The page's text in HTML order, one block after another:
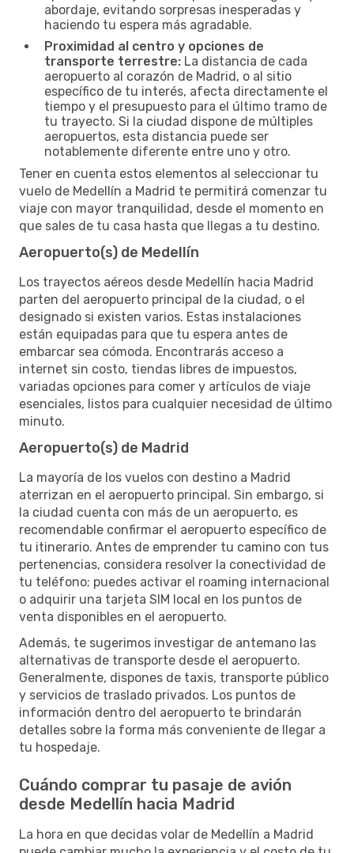
abordaje, evitando sorpresas inesperadas y
haciendo tu espera más agradable.
Proximidad al centro y opciones de
transporte terrestre: La distancia de cada
aeropuerto al corazón de Madrid, o al sitio
específico de tu interés, afecta directamente el
tiempo y el presupuesto para el último tramo de
tu trayecto. Si la ciudad dispone de múltiples
aeropuertos, esta distancia puede ser
notablemente diferente entre uno y otro.
Tener en cuenta estos elementos al seleccionar tu
vuelo de Medellín a Madrid te permitirá comenzar tu
viaje con mayor tranquilidad, desde el momento en
que sales de tu casa hasta que llegas a tu destino.
Aeropuerto(s) de Medellín
Los trayectos aéreos desde Medellín hacia Madrid
parten del aeropuerto principal de la ciudad, o el
designado si existen varios. Estas instalaciones
están equipadas para que tu espera antes de
embarcar sea cómoda. Encontrarás acceso a
internet sin costo, tiendas libres de impuestos,
variadas opciones para comer y artículos de viaje
esenciales, listos para cualquier necesidad de último
minuto.
Aeropuerto(s) de Madrid
La mayoría de los vuelos con destino a Madrid
aterrizan en el aeropuerto principal. Sin embargo, si
la ciudad cuenta con más de un aeropuerto, es
recomendable confirmar el aeropuerto específico de
tu itinerario. Antes de emprender tu camino con tus
pertenencias, considera resolver la conectividad de
tu teléfono; puedes activar el roaming internacional
o adquirir una tarjeta SIM local en los puntos de
venta disponibles en el aeropuerto.
Además, te sugerimos investigar de antemano las
alternativas de transporte desde el aeropuerto.
Generalmente, dispones de taxis, transporte público
y servicios de traslado privados. Los puntos de
información dentro del aeropuerto te brindarán
detalles sobre la forma más conveniente de llegar a
tu hospedaje.
Cuándo comprar tu pasaje de avión
desde Medellín hacia Madrid
La hora en que decidas volar de Medellín a Madrid